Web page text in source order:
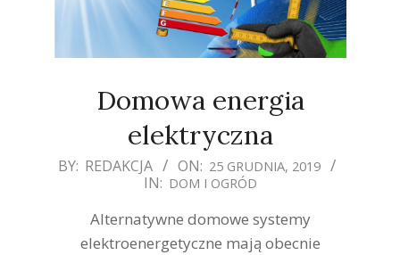
Domowa energia
elektryczna
2019-
BY: REDAKCJA ON: 25 GRUDNIA, 2019
IN: DOM I OGRÓD
Alternatywne domowe systemy
elektroenergetyczne mają obecnie